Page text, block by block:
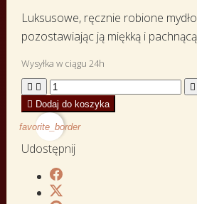
Luksusowe, ręcznie robione
pozostawiając ją miękką i
Wysyłka w ciągu 24h
 

 Dodaj do koszyka
favorite_border
Udostępnij